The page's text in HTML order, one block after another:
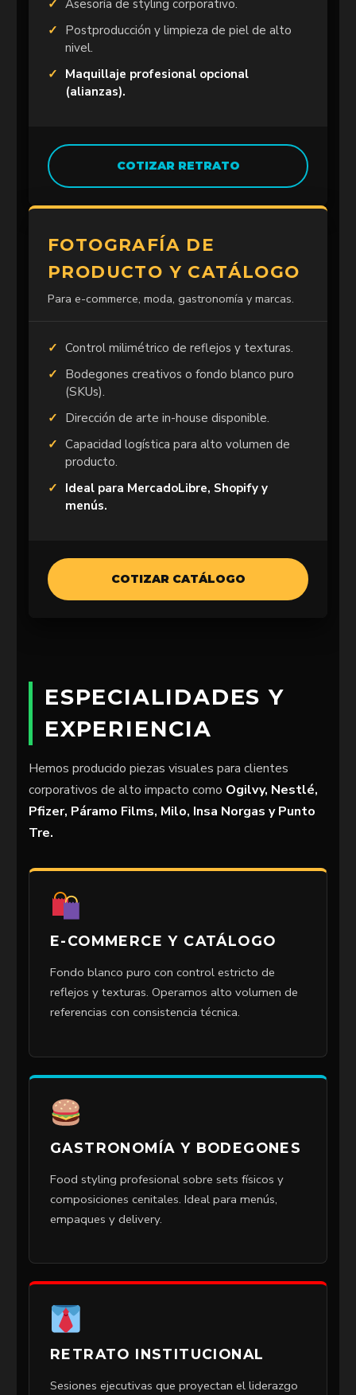
Asesoría de styling corporativo.
Postproducción y limpieza de piel de alto
nivel.
Maquillaje profesional opcional
(alianzas).
COTIZAR RETRATO
FOTOGRAFÍA DE
PRODUCTO Y CATÁLOGO
Para e-commerce, moda, gastronomía y marcas.
Control milimétrico de reflejos y texturas.
Bodegones creativos o fondo blanco puro
(SKUs).
Dirección de arte in-house disponible.
Capacidad logística para alto volumen de
producto.
Ideal para MercadoLibre, Shopify y
menús.
COTIZAR CATÁLOGO
ESPECIALIDADES Y
EXPERIENCIA
Hemos producido piezas visuales para clientes
corporativos de alto impacto como Ogilvy, Nestlé,
Pfizer, Páramo Films, Milo, Insa Norgas y Punto
Tre.
E-COMMERCE Y CATÁLOGO
Fondo blanco puro con control estricto de
reflejos y texturas. Operamos alto volumen de
referencias con consistencia técnica.
GASTRONOMÍA Y BODEGONES
Food styling profesional sobre sets físicos y
composiciones cenitales. Ideal para menús,
empaques y delivery.
RETRATO INSTITUCIONAL
Sesiones ejecutivas que proyectan el liderazgo